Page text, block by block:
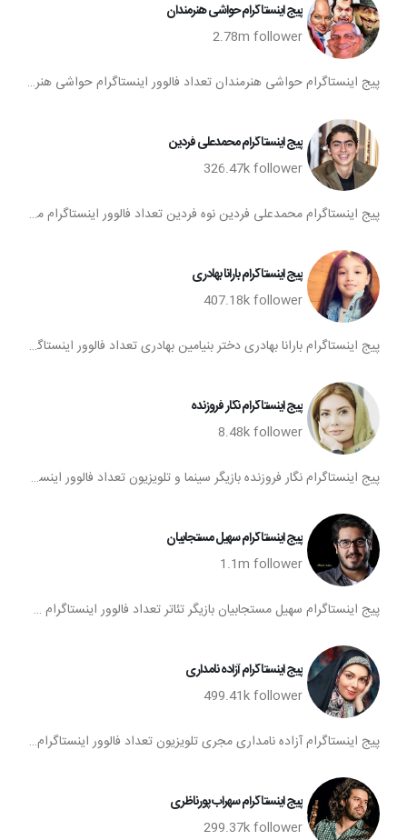
پیج اینستاگرام حواشی هنرمندان
2.78m follower
پیج اینستاگرام حواشی هنرمندان تعداد فالوور اینستاگرام حواشی هنرمندان اینستاگرام حواشی هنرمندان فالوورهای اکانت اینستا حواشی هنرمندان
پیج اینستاگرام محمدعلی فردین
326.47kfollower
پیج اینستاگرام محمدعلی فردین نوه فردین تعداد فالوور اینستاگرام محمدعلی فردین اینستاگرام محمدعلی فردین فالوورهای اکانت اینستا محمدعلی فردین
پیج اینستاگرام بارانا بهادری
407.18kfollower
پیج اینستاگرام بارانا بهادری دختر بنیامین بهادری تعداد فالوور اینستاگرام بارانا بهادری اینستاگرام بارانا بهادری فالوورهای اکانت اینستا بارانا بهادری
پیج اینستاگرام نگار فروزنده
8.48kfollower
پیج اینستاگرام نگار فروزنده بازیگر سینما و تلویزیون تعداد فالوور اینستاگرام نگار فروزنده اینستاگرام نگار فروزنده اکانت اینستا نگار فروزنده
پیج اینستاگرام سهیل مستجابیان
1.1m follower
پیج اینستاگرام سهیل مستجابیان بازیگر تئاتر تعداد فالوور اینستاگرام سهیل مستجابیان اینستاگرام سهیل مستجابیان اکانت اینستا سهیل مستجابیان
پیج اینستاگرام آزاده نامداری
499.41kfollower
پیج اینستاگرام آزاده نامداری مجری تلویزیون تعداد فالوور اینستاگرام آزاده نامداری اینستاگرام آزاده نامداری اکانت اینستا آزاده نامداری
پیج اینستاگرام سهراب پورناظری
299.37kfollower